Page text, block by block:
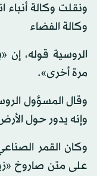
ونقلت وكالة
وكالة الفضاء
الروسية قوله، إن
مرة أخرى».
وقال المسؤول
وإنه يدور حول
وكان القمر
على متن صاروخ